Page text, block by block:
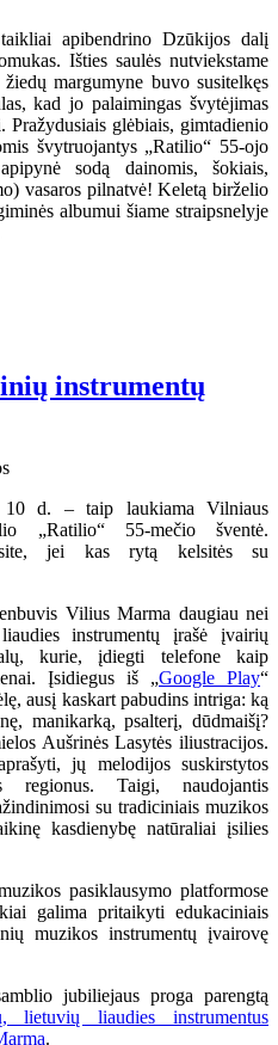
apibendrino Dzūkijos dalį
Išties saulės nutviekstame
margumyne buvo susitelkęs
kad jo palaimingas švytėjimas
glėbiais, gimtadienio
švytruojantys „Ratilio“ 55-ojo
sodą dainomis, šokiais,
vasaros pilnatvė! Keletą birželio
albumui šiame straipsnelyje
instrumentų
d. – taip laukiama Vilniaus
„Ratilio“ 55-mečio šventė.
jei kas rytą kelsitės su
Vilius Marma daugiau nei
instrumentų įrašė įvairių
kurie, įdiegti telefone kaip
Įsidiegus iš „Google Play“
ausį kaskart pabudins intriga: ką
manikarką, psalterį, dūdmaišį?
Aušrinės Lasytės iliustracijos.
jų melodijos suskirstytos
regionus. Taigi, naudojantis
su tradiciniais muzikos
kasdienybę natūraliai įsilies
pasiklausymo platformose
galima pritaikyti edukaciniais
muzikos instrumentų įvairovę
jubiliejaus proga parengtą
lietuvių liaudies instrumentus
.